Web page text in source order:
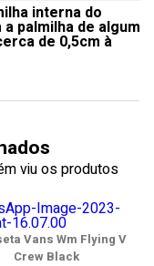
interna do
palmilha de algum
de 0,5cm à
viu os produtos
Vans Wm Flying V
Crew Black